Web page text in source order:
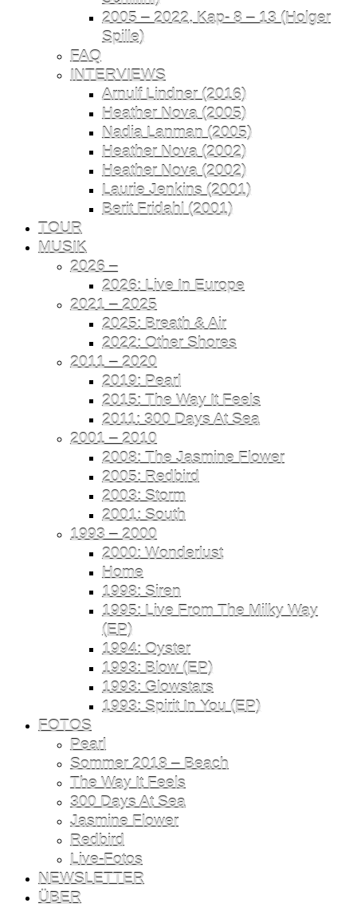
2005 – 2022, Kap- 8 – 13 (Holger
Spille)
FAQ
INTERVIEWS
Arnulf Lindner (2016)
Heather Nova (2005)
Nadia Lanman (2005)
Heather Nova (2002)
Heather Nova (2002)
Laurie Jenkins (2001)
Berit Fridahl (2001)
TOUR
MUSIK
2026 –
2026: Live In Europe
2021 – 2025
2025: Breath & Air
2022: Other Shores
2011 – 2020
2019: Pearl
2015: The Way It Feels
2011: 300 Days At Sea
2001 – 2010
2008: The Jasmine Flower
2005: Redbird
2003: Storm
2001: South
1993 – 2000
2000: Wonderlust
Home
1998: Siren
1995: Live From The Milky Way
(EP)
1994: Oyster
1993: Blow (EP)
1993: Glowstars
1993: Spirit In You (EP)
FOTOS
Pearl
Sommer 2018 – Beach
The Way It Feels
300 Days At Sea
Jasmine Flower
Redbird
Live-Fotos
NEWSLETTER
ÜBER